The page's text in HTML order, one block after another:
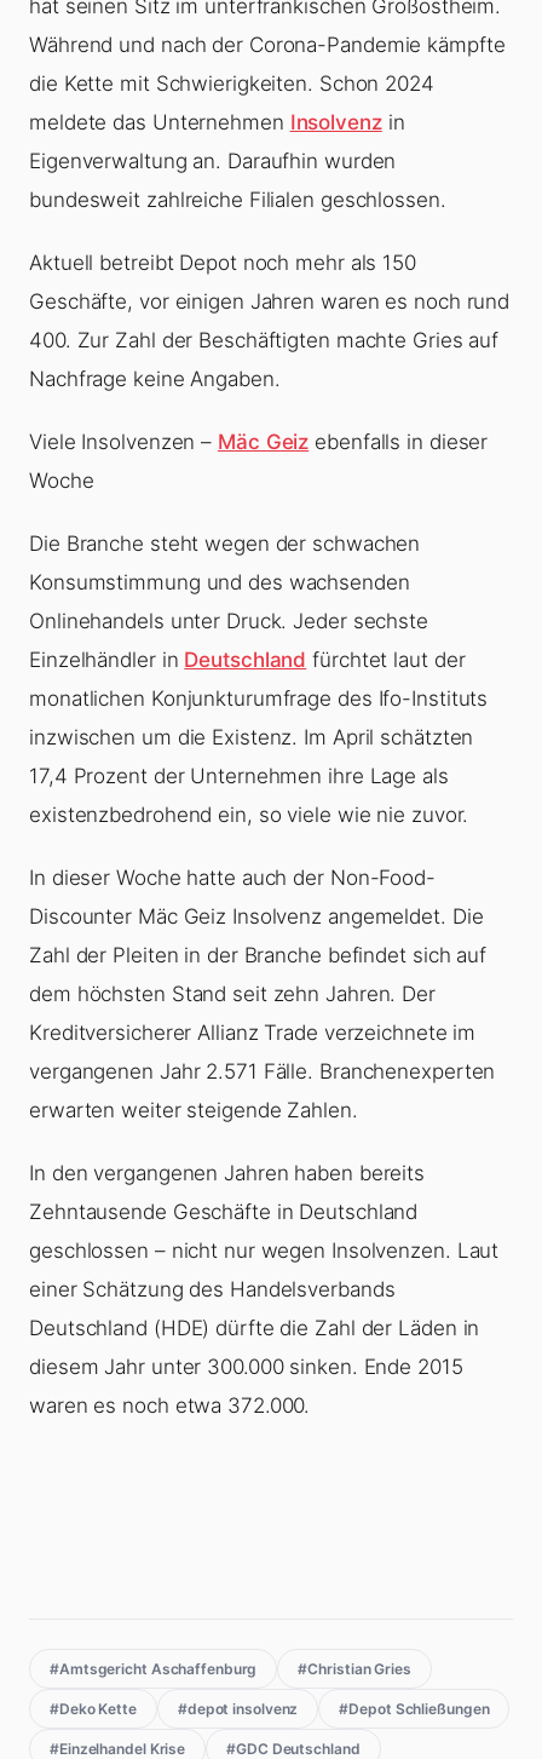
hat seinen Sitz im unterfränkischen Großostheim.
Während und nach der Corona-Pandemie kämpfte
die Kette mit Schwierigkeiten. Schon 2024
meldete das Unternehmen Insolvenzin
Eigenverwaltung an. Daraufhin wurden
bundesweit zahlreiche Filialen geschlossen.
Aktuell betreibt Depot noch mehr als 150
Geschäfte, vor einigen Jahren waren es noch rund
400. Zur Zahl der Beschäftigten machte Gries auf
Nachfrage keine Angaben.
Viele Insolvenzen – Mäc Geiz ebenfalls in dieser
Woche
Die Branche steht wegen der schwachen
Konsumstimmung und des wachsenden
Onlinehandels unter Druck. Jeder sechste
Einzelhändler in Deutschland fürchtet laut der
monatlichen Konjunkturumfrage des Ifo-Instituts
inzwischen um die Existenz. Im April schätzten
17,4 Prozent der Unternehmen ihre Lage als
existenzbedrohend ein, so viele wie nie zuvor.
In dieser Woche hatte auch der Non-Food-
Discounter Mäc Geiz Insolvenz angemeldet. Die
Zahl der Pleiten in der Branche befindet sich auf
dem höchsten Stand seit zehn Jahren. Der
Kreditversicherer Allianz Trade verzeichnete im
vergangenen Jahr 2.571 Fälle. Branchenexperten
erwarten weiter steigende Zahlen.
In den vergangenen Jahren haben bereits
Zehntausende Geschäfte in Deutschland
geschlossen – nicht nur wegen Insolvenzen. Laut
einer Schätzung des Handelsverbands
Deutschland (HDE) dürfte die Zahl der Läden in
diesem Jahr unter 300.000 sinken. Ende 2015
waren es noch etwa 372.000.
#Amtsgericht Aschaffenburg #Christian Gries
#Deko Kette #depot insolvenz #Depot Schließungen
#Einzelhandel Krise #GDC Deutschland